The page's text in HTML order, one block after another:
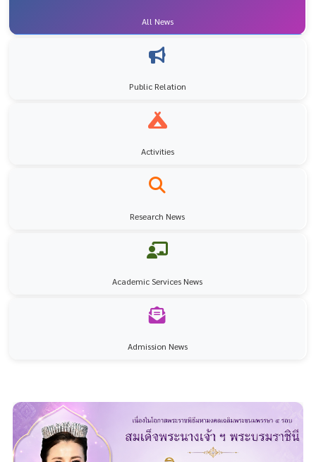
All News
Public Relation
Activities
Research News
Academic Services News
Admission News